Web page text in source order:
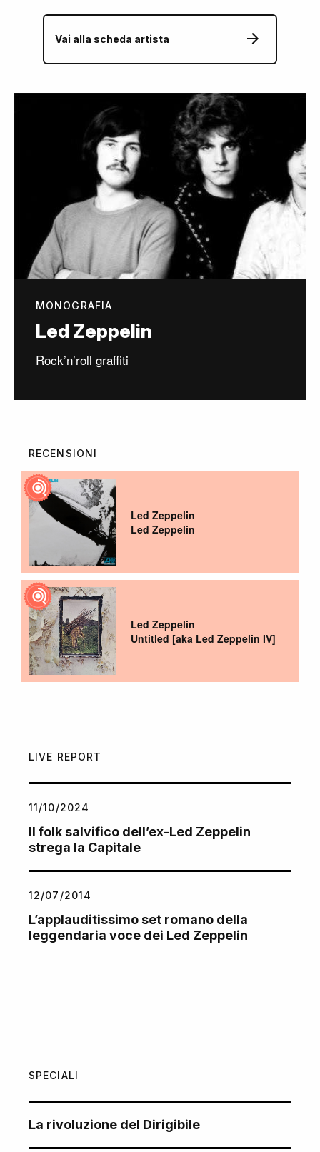
Vai alla scheda artista
MONOGRAFIA
Led Zeppelin
Rock’n’roll graffiti
RECENSIONI
Led Zeppelin
Led Zeppelin
Led Zeppelin
Untitled [aka Led Zeppelin IV]
LIVE REPORT
11/10/2024
Il folk salvifico dell’ex-Led Zeppelin
strega la Capitale
12/07/2014
L’applauditissimo set romano della
leggendaria voce dei Led Zeppelin
SPECIALI
La rivoluzione del Dirigibile